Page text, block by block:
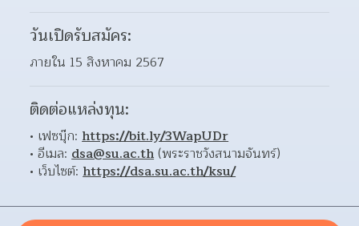
วันเปิดรับสมัคร:
ภายใน 15 สิงหาคม 2567
ติดต่อแหล่งทุน:
เฟซบุ๊ก: https://bit.ly/3WapUDr
อีเมล: dsa@su.ac.th (พระราชวังสนามจันทร์)
เว็บไซต์: https://dsa.su.ac.th/ksu/